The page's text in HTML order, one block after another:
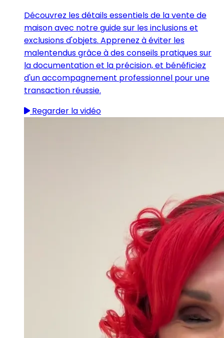
Découvrez les détails essentiels de la vente de
maison avec notre guide sur les inclusions et
exclusions d'objets. Apprenez à éviter les
malentendus grâce à des conseils pratiques sur
la documentation et la précision, et bénéficiez
d'un accompagnement professionnel pour une
transaction réussie.
Regarder la vidéo